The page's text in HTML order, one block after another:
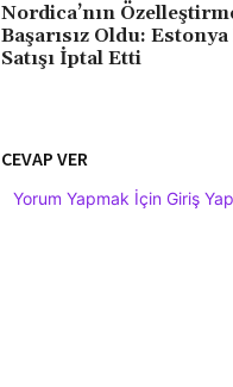
Nordica’nın
Başarısız Oldu:
Satışı İptal Etti
CEVAP VER
Yorum Yapmak İçin Giriş